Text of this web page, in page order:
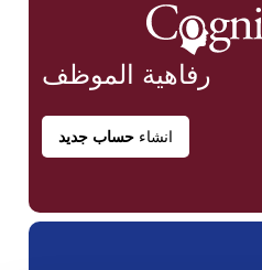
رفاهية الموظف
انشاءحساب جديد